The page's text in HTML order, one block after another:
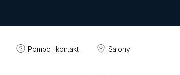
Pomoc i kontakt Salony